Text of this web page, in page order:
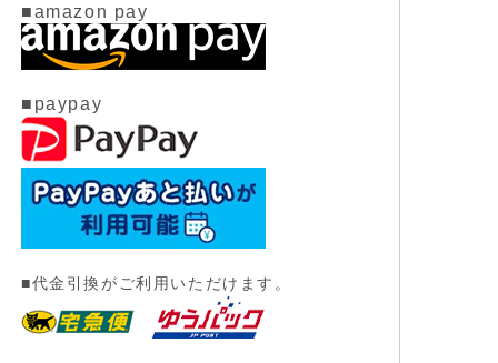
■amazon pay
■paypay
■代金引換がご利用いただけます。